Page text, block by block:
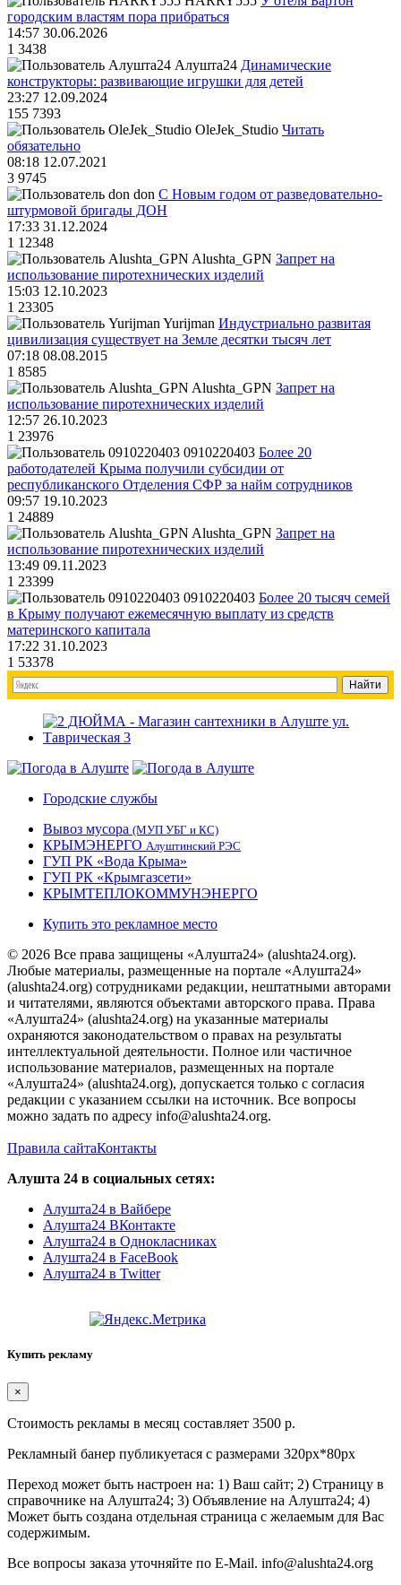
городским властям пора прибраться
14:57 30.06.2026
1 3438
Алушта24 Динамические
конструкторы: развивающие игрушки для детей
23:27 12.09.2024
155 7393
OleJek_Studio Читать
обязательно
08:18 12.07.2021
3 9745
don С Новым годом от разведовательно-
штурмовой бригады ДОН
17:33 31.12.2024
1 12348
Alushta_GPN Запрет на
использование пиротехнических изделий
15:03 12.10.2023
1 23305
Yurijman Индустриально развитая
цивилизация существует на Земле десятки тысяч лет
07:18 08.08.2015
1 8585
Alushta_GPN Запрет на
использование пиротехнических изделий
12:57 26.10.2023
1 23976
0910220403 Более 20
работодателей Крыма получили субсидии от
республиканского Отделения СФР за найм сотрудников
09:57 19.10.2023
1 24889
Alushta_GPN Запрет на
использование пиротехнических изделий
13:49 09.11.2023
1 23399
0910220403 Более 20 тысяч семей
в Крыму получают ежемесячную выплату из средств
материнского капитала
17:22 31.10.2023
1 53378
Городские службы
Вывоз мусора (МУП УБГ и КС)
КРЫМЭНЕРГО Алуштинский РЭС
ГУП РК «Вода Крыма»
ГУП РК «Крымгазсети»
КРЫМТЕПЛОКОММУНЭНЕРГО
Купить это рекламное место
© 2026 Все права защищены «Алушта24» (alushta24.org).
Любые материалы, размещенные на портале «Алушта24»
(alushta24.org) сотрудниками редакции, нештатными авторами
и читателями, являются объектами авторского права. Права
«Алушта24» (alushta24.org) на указанные материалы
охраняются законодательством о правах на результаты
интеллектуальной деятельности. Полное или частичное
использование материалов, размещенных на портале
«Алушта24» (alushta24.org), допускается только с согласия
редакции с указанием ссылки на источник. Все вопросы
можно задать по адресу info@alushta24.org.
Правила сайтаКонтакты
Алушта 24 в социальных сетях:
Алушта24 в Вайбере
Алушта24 ВКонтакте
Алушта24 в Однокласниках
Алушта24 в FaceBook
Алушта24 в Twitter
Купить рекламу
×
Стоимость рекламы в месяц составляет 3500 р.
Рекламный банер публикуетася с размерами 320px*80px
Переход может быть настроен на: 1) Ваш сайт; 2) Страницу в
справочнике на Алушта24; 3) Объявление на Алушта24; 4)
Может быть создана отдельная страница с желаемым для Вас
содержимым.
Все вопросы заказа уточняйте по E-Mail. info@alushta24.org